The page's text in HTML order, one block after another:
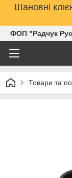
Шановні
ФОП "Радчук
Товари та